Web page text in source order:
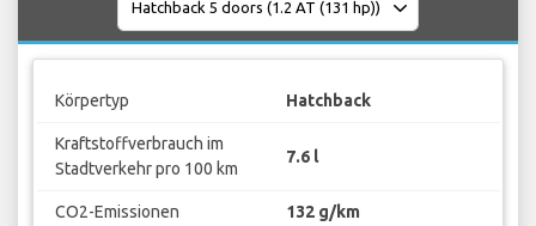
Körpertyp Hatchback
Kraftstoffverbrauch im
Stadtverkehr pro 100 km
7.6 l
CO2-Emissionen 132 g/km